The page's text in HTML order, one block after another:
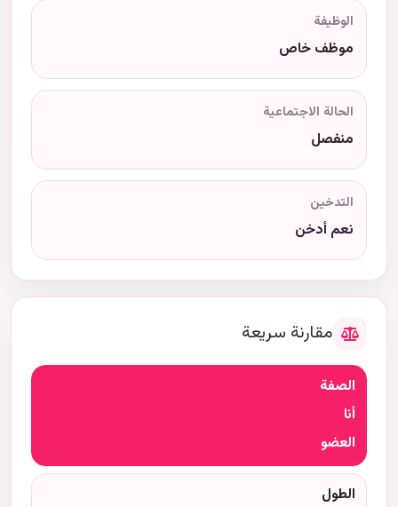
الوظيفة
موظف خاص
الحالة الاجتماعية
منفصل
التدخين
نعم أدخن
مقارنة سريعة
الصفة
أنا
العضو
الطول